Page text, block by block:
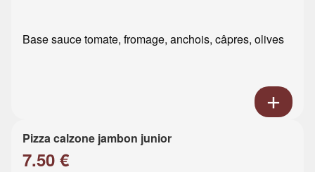
Base sauce tomate, fromage, anchois, câpres, olives
Pizza calzone jambon junior
7.50 €